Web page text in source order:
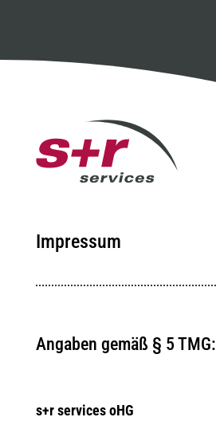
Impressum
Angaben gemäß § 5 TMG:
s+r services oHG